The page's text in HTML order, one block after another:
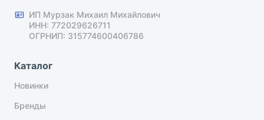
ИП Мурзак Михаил Михайлович
ИНН: 772029626711
ОГРНИП: 315774600406786
Каталог
Новинки
Бренды